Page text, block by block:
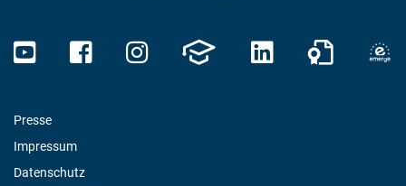
Presse
Impressum
Datenschutz